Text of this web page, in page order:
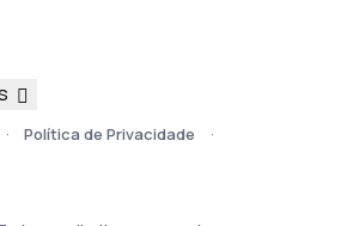
Política de Privacidade